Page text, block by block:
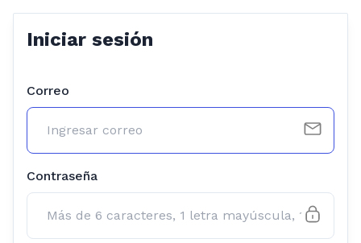
Iniciar sesión
Correo
Contraseña